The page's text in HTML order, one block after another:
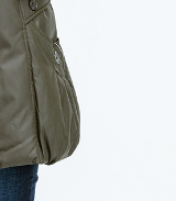
之用戶狀況，依本公司即
形，本公司將視審查結果
若發現惡意使用之情形，
度並採取法律行動。